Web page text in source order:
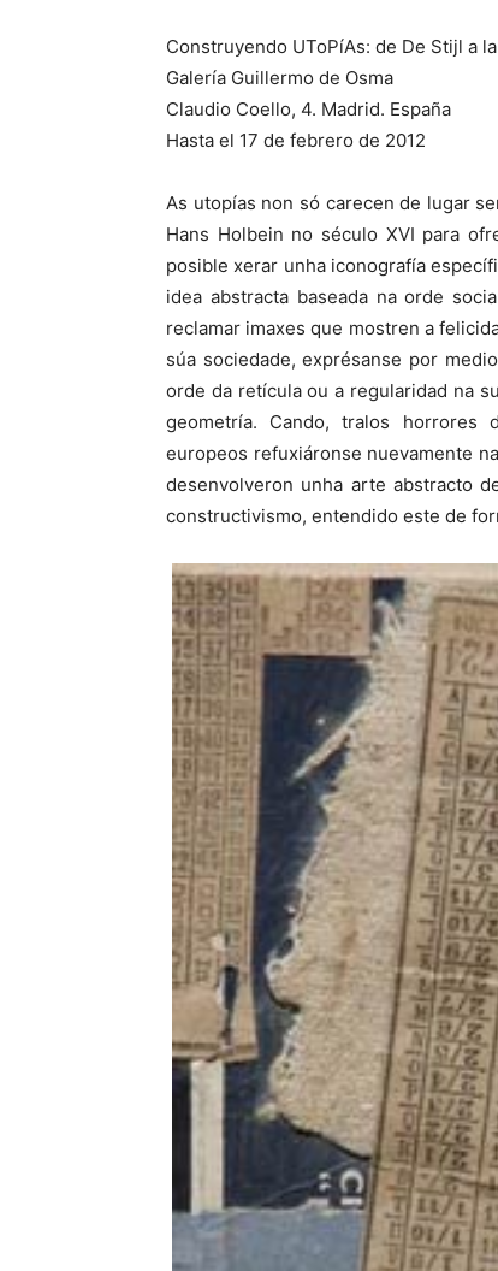
Construyendo UToPíAs: de De Stijl a
Galería Guillermo de Osma
Claudio Coello, 4. Madrid. España
Hasta el 17 de febrero de 2012
As utopías non só carecen de lugar
Hans Holbein no século XVI para
posible xerar unha iconografía
idea abstracta baseada na orde
reclamar imaxes que mostren a
súa sociedade, exprésanse por
orde da retícula ou a regularidad na
geometría. Cando, tralos horrores
europeos refuxiáronse nuevamente
desenvolveron unha arte abstracto
constructivismo, entendido este de